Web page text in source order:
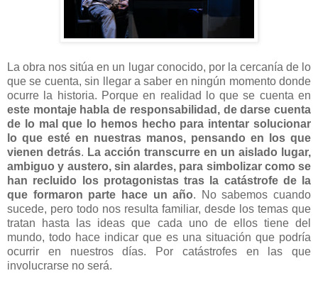
La obra nos sitúa en un lugar conocido, por la cercanía de lo
que se cuenta, sin llegar a saber en ningún momento donde
ocurre la historia. Porque en realidad lo que se cuenta en
este montaje habla de responsabilidad, de darse cuenta
de lo mal que lo hemos hecho para intentar solucionar
lo que esté en nuestras manos, pensando en los que
vienen detrás. La acción transcurre en un aislado lugar,
ambiguo y austero, sin alardes, para simbolizar como se
han recluido los protagonistas tras la catástrofe de la
que formaron parte hace un año. No sabemos cuando
sucede, pero todo nos resulta familiar, desde los temas que
tratan hasta las ideas que cada uno de ellos tiene del
mundo, todo hace indicar que es una situación que podría
ocurrir en nuestros días. Por catástrofes en las que
involucrarse no será.